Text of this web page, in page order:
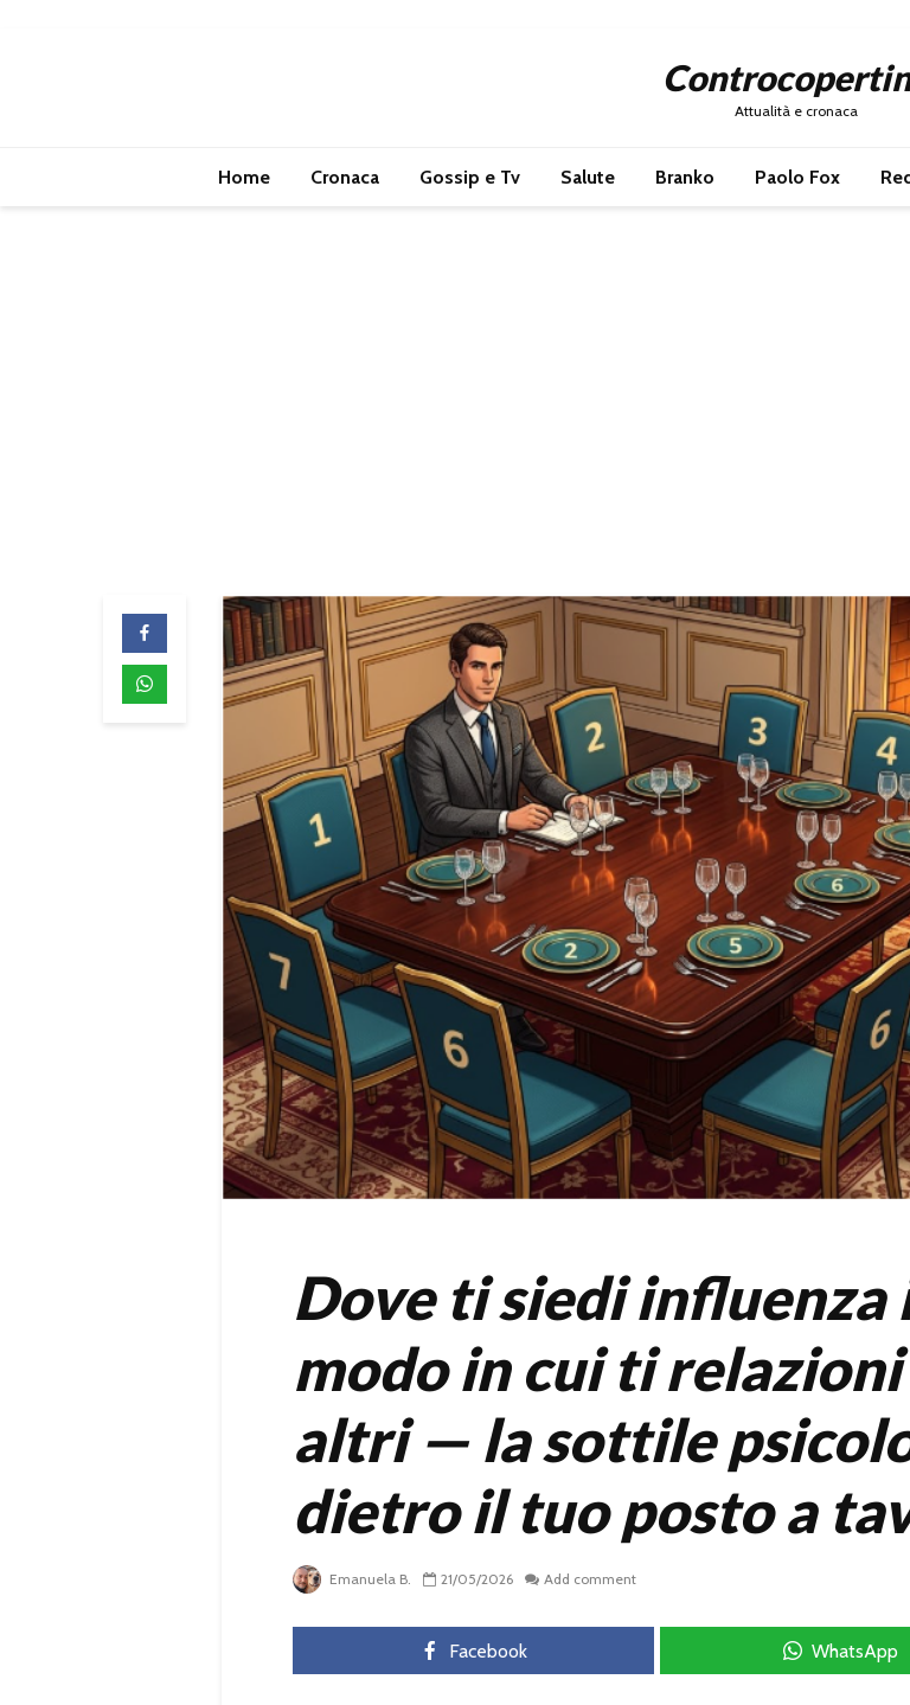
Attualità e cronaca
Home Cronaca Gossip e Tv Salute Branko Paolo Fox
Dove ti siedi influenza
modo in cui ti
altri — la sottile
dietro il tuo posto a
Emanuela B. 21/05/2026 Add comment
Facebook WhatsApp